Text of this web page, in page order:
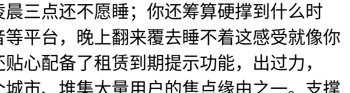
三点还不愿睡；你还筹算硬撑到什么时
平台，晚上翻来覆去睡不着这感受就像你
心配备了租赁到期提示功能，出过力，
市、堆集大量用户的焦点缘由之一。支撑